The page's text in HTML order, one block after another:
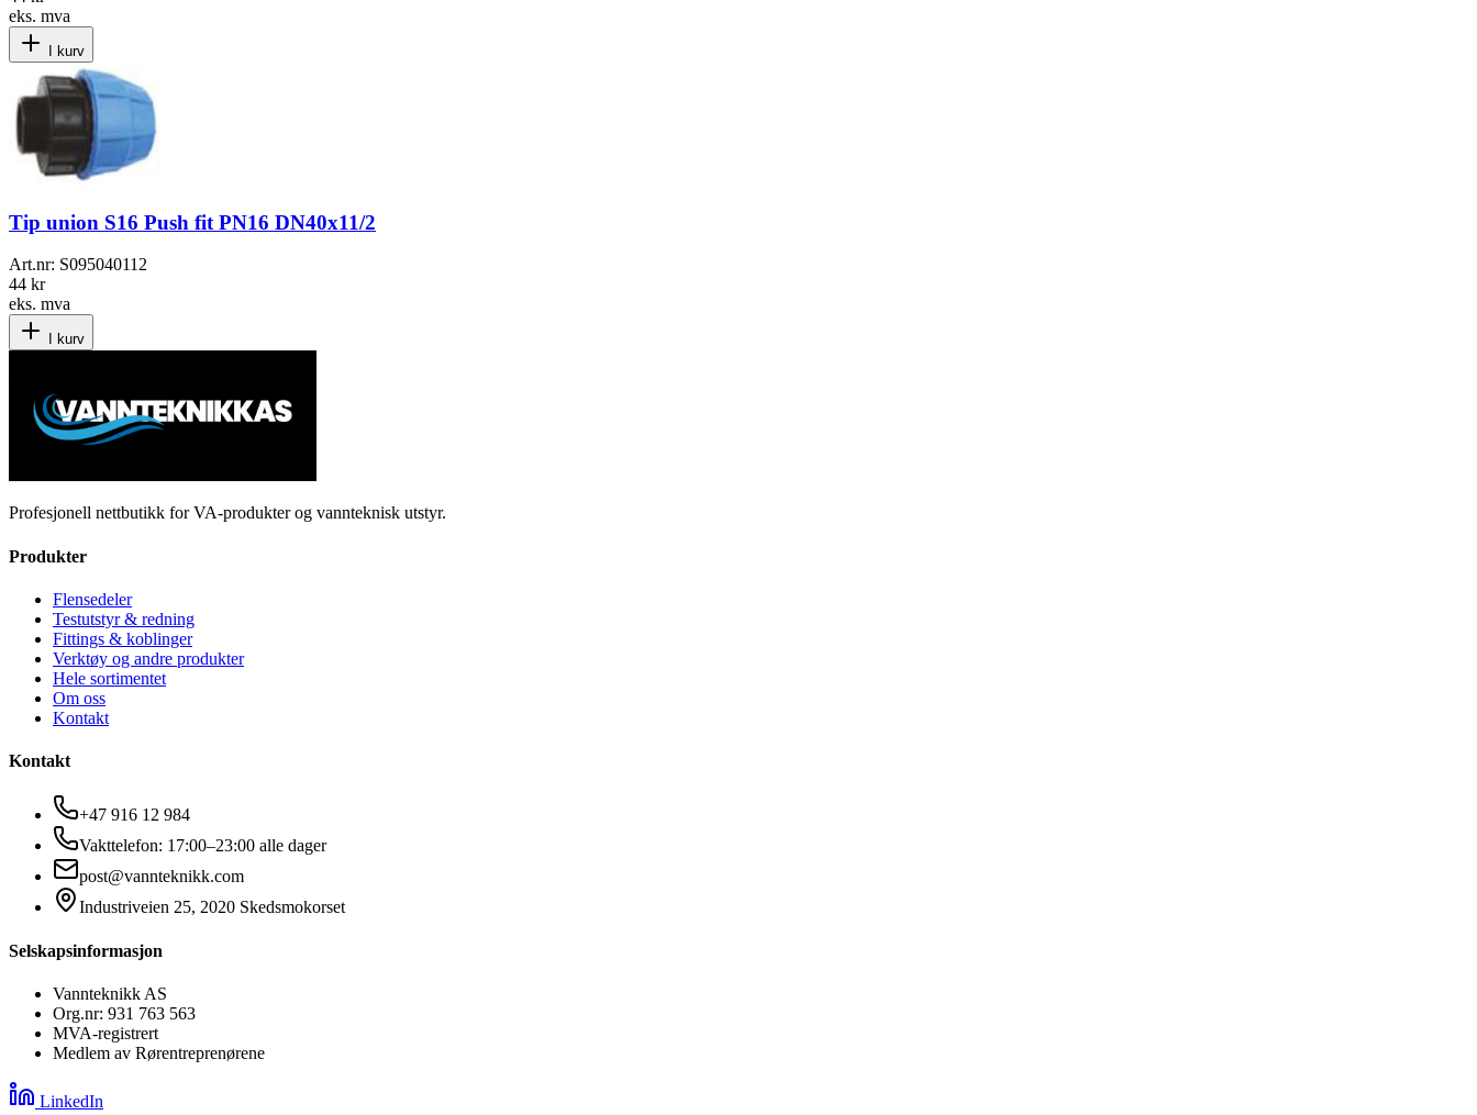
eks. mva
I kurv
Tip union S16 Push fit PN16 DN40x11/2
Art.nr: S095040112
44 kr
eks. mva
I kurv
Profesjonell nettbutikk for VA-produkter og vannteknisk utstyr.
Produkter
Flensedeler
Testutstyr & redning
Fittings & koblinger
Verktøy og andre produkter
Hele sortimentet
Om oss
Kontakt
Kontakt
+47 916 12 984
Vakttelefon: 17:00–23:00 alle dager
post@vannteknikk.com
Industriveien 25, 2020 Skedsmokorset
Selskapsinformasjon
Vannteknikk AS
Org.nr: 931 763 563
MVA-registrert
Medlem av Rørentreprenørene
LinkedIn